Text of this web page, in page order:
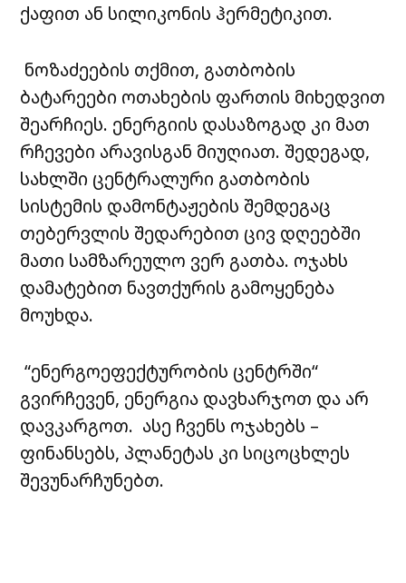
ქაფით ან სილიკონის ჰერმეტიკით.
ნოზაძეების თქმით, გათბობის
ბატარეები ოთახების ფართის მიხედვით
შეარჩიეს. ენერგიის დასაზოგად კი მათ
რჩევები არავისგან მიუღიათ. შედეგად,
სახლში ცენტრალური გათბობის
სისტემის დამონტაჟების შემდეგაც
თებერვლის შედარებით ცივ დღეებში
მათი სამზარეულო ვერ გათბა. ოჯახს
დამატებით ნავთქურის გამოყენება
მოუხდა.
“ენერგოეფექტურობის ცენტრში“
გვირჩევენ, ენერგია დავხარჯოთ და არ
დავკარგოთ. ასე ჩვენს ოჯახებს –
ფინანსებს, პლანეტას კი სიცოცხლეს
შევუნარჩუნებთ.